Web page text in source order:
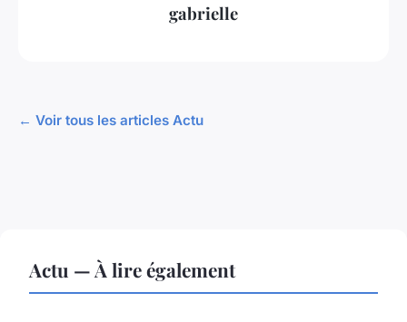
gabrielle
← Voir tous les articles Actu
Actu — À lire également